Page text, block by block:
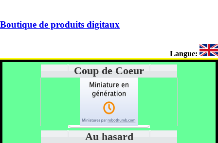
Boutique de produits digitaux
Langue:
Coup de Coeur
Au hasard